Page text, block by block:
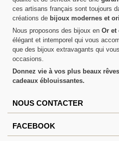
ces artisans français sont toujours
créations de bijoux modernes et
Nous proposons des bijoux en Or et
élégant et intemporel qui vous
que des bijoux extravagants qui
occasions.
Donnez vie à vos plus beaux
cadeaux éblouissantes.
NOUS CONTACTER
FACEBOOK